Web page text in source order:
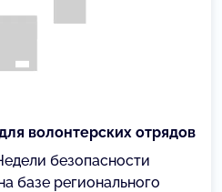
волонтерских отрядов
безопасности
базе регионального